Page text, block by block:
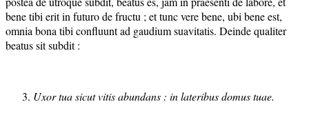
bene tibi erit in futuro de fructu ; et tunc vere bene, ubi bene est,
omnia bona tibi confluunt ad gaudium suavitatis. Deinde qualiter
beatus sit subdit :
Uxor tua sicut vitis abundans : in lateribus domus tuae.